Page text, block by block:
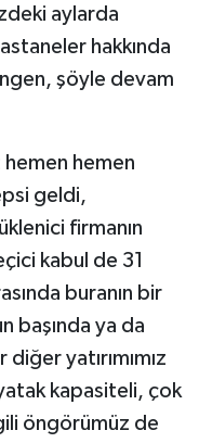
aylarda
hakkında
şöyle devam
hemen
geldi,
firmanın
kabul de 31
buranın bir
başında ya da
yatırımımız
kapasiteli, çok
öngörümüz de